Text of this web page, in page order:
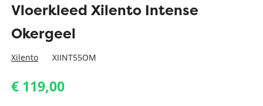
Vloerkleed Xilento Intense
Okergeel
Xilento XIINT55OM
€ 119,00